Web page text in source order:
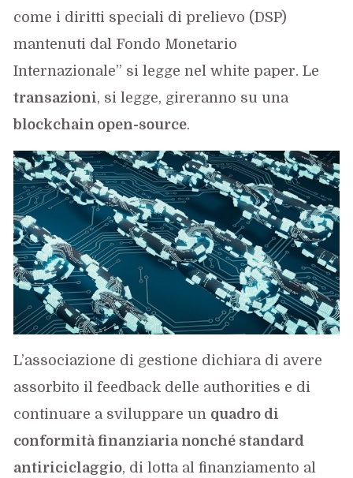
come i diritti speciali di prelievo (DSP)
mantenuti dal Fondo Monetario
Internazionale” si legge nel white paper. Le
transazioni, si legge, gireranno su una
blockchain open-source.
L’associazione di gestione dichiara di avere
assorbito il feedback delle authorities e di
continuare a sviluppare un quadro di
conformità finanziaria nonché standard
antiriciclaggio, di lotta al finanziamento al